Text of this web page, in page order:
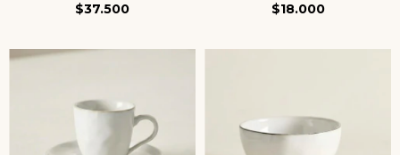
$37.500 $18.000